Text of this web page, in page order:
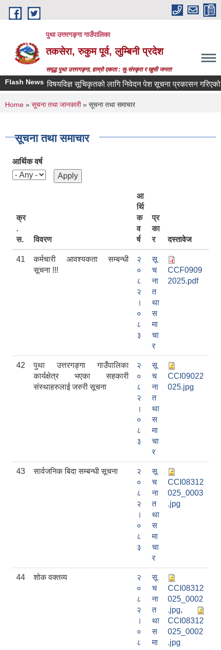
Skip to main content
पुथा उत्तरगङ्गा गाउँपालिका
तकसेरा, रुकुम पूर्व, लुम्बिनी प्रदेश
समृद्ध पुथा उत्तरगङ्गा, हाम्रो एकता : सु-संस्कृत र खुसी जनता
Flash Newsविषयविज्ञ सूचिकृतको लागि निवेदन पेश सूचना प्रकासन गरिएको बारे
You are here
Home » सूचना तथा जानकारी» सूचना तथा समाचार
सूचना तथा समाचार
आर्थिक वर्ष
क्र
.
स.
विवरण
आ
र्थि
क
व
र्ष
प्र
का
र
दस्तावेज
41
कर्मचारी आवश्यकता सम्बन्धी
सूचना !!!
२
०
८
२
।
०
८
३
सू
च
ना
त
था
स
मा
चा
र
CCF0909
2025.pdf
42
पुथा उत्तरगङ्गा गाउँपालिका
कार्यक्षेत्र भएका सहकारी
संस्थाहरुलाई जरुरी सूचना
२
०
८
२
।
०
८
३
सू
च
ना
त
था
स
मा
चा
र
CCI09022
025.jpg
43 सार्वजनिक बिदा सम्बन्धी सूचना
२
०
८
२
।
०
८
३
सू
च
ना
त
था
स
मा
चा
र
CCI08312
025_0003
.jpg
44 शोक वक्तव्य
२
०
८
२
।
०
८
सू
च
ना
त
था
स
मा
CCI08312
025_0002
.jpg,
CCI08312
025_0002
.jpg